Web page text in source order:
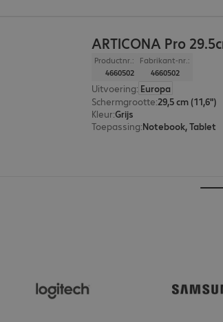
ARTICONA Pro
Productnr.:
4660502
Fabrikant-nr.:
4660502
Uitvoering: Europa
Schermgrootte:29,5 cm (11,6")
Kleur:Grijs
Toepassing:Notebook, Tablet